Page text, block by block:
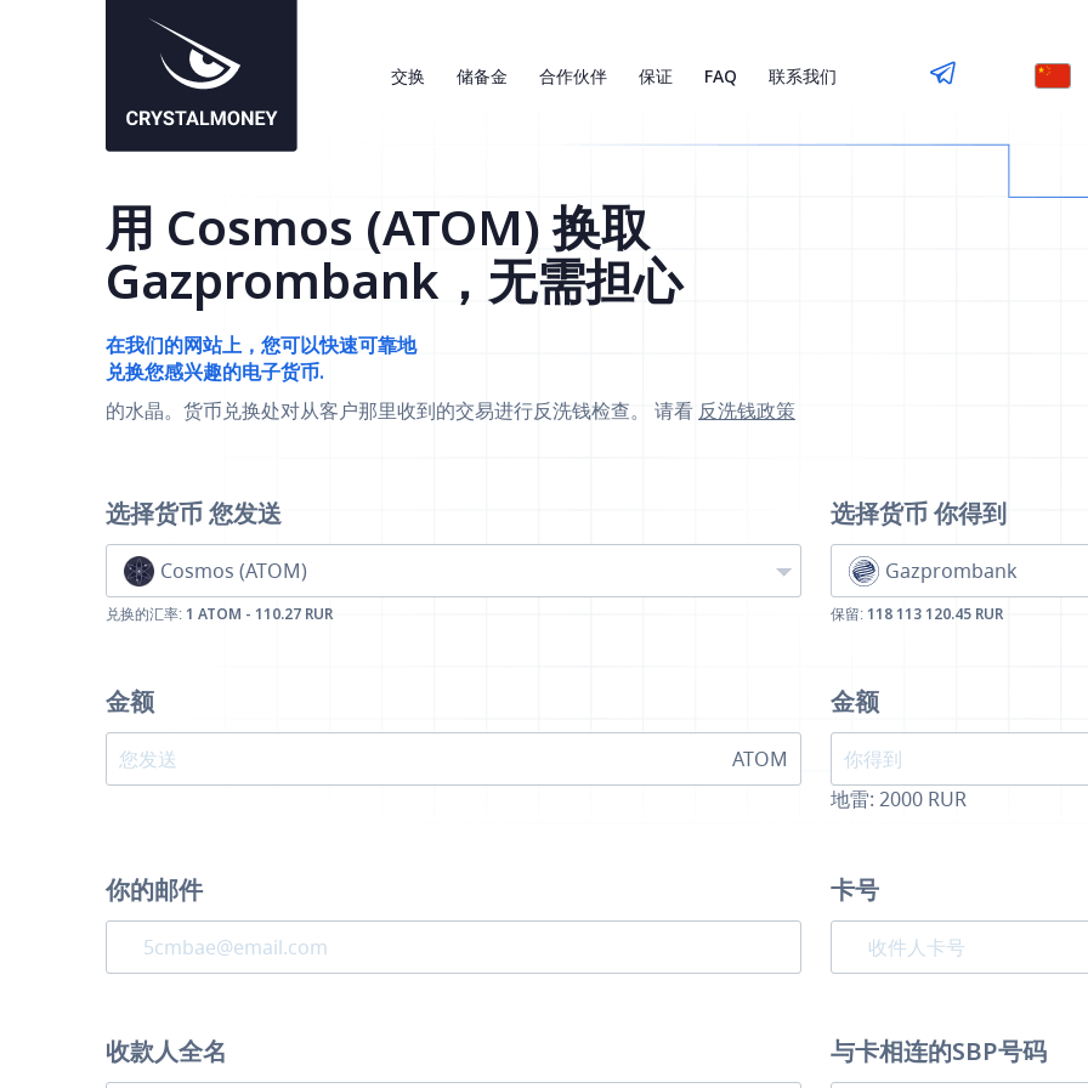
交换 储备金 合作伙伴 保证 FAQ 联系我们
用 Cosmos (ATOM) 换取
Gazprombank，无需担心
在我们的网站上，您可以快速可靠地
兑换您感兴趣的电子货币.
的水晶。货币兑换处对从客户那里收到的交易进行反洗钱检查。 请看 反洗钱政策
选择货币您发送
Cosmos (ATOM)
兑换的汇率: 1 ATOM - 110.27 RUR
金额
ATOM
选择货币你得到
Gazprombank
保留: 118 113 120.45 RUR
金额
地雷: 2000 RUR
你的邮件 卡号
收款人全名 与卡相连的SBP号码